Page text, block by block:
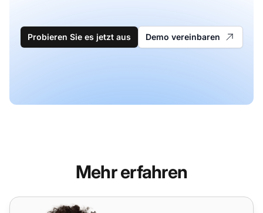
Probieren Sie es jetzt aus Demo vereinbaren
Mehr erfahren
PayPal